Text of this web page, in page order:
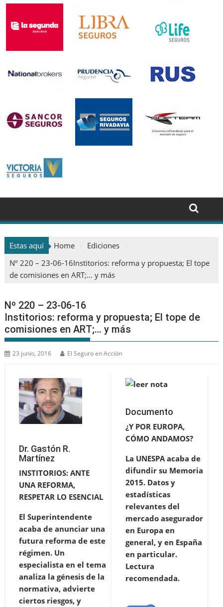
Estas aquí Home
Ediciones
Nº 220 – 23-06-16Institorios: reforma y propuesta; El tope
de comisiones en ART;… y más
Nº 220 – 23-06-16
Institorios: reforma y propuesta; El tope de
comisiones en ART;… y más
23 junio, 2016 El Seguro en Acción
Dr. Gastón R.
Martínez
INSTITORIOS: ANTE
UNA REFORMA,
RESPETAR LO ESENCIAL
El Superintendente
acaba de anunciar una
futura reforma de este
régimen. Un
especialista en el tema
analiza la génesis de la
normativa, advierte
ciertos riesgos, y
Documento
¿Y POR EUROPA,
CÓMO ANDAMOS?
La UNESPA acaba de
difundir su Memoria
2015. Datos y
estadísticas
relevantes del
mercado asegurador
en Europa en
general, y en España
en particular.
Lectura
recomendada.